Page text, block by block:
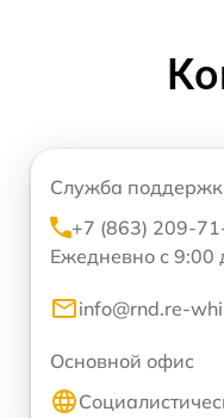
Служба
+7 (863) 209-
Ежедневно с 9:00
info@rnd.re-
Основной офис